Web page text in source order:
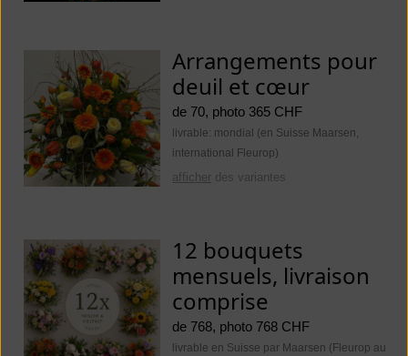
Arrangements pour
deuil et cœur
de 70, photo 365 CHF
livrable: mondial (en Suisse Maarsen,
international Fleurop)
afficher des variantes
12 bouquets
mensuels, livraison
comprise
de 768, photo 768 CHF
livrable en Suisse par Maarsen (Fleurop au